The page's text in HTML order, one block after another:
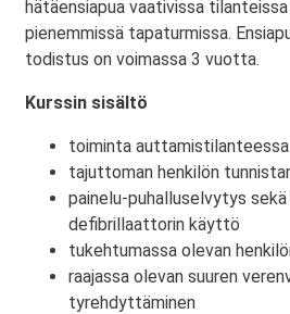
hätäensiapua vaativissa
pienemmissä tapaturmissa.
todistus on voimassa 3 vuotta.
Kurssin sisältö
toiminta auttamistilanteessa
tajuttoman henkilön
painelu-puhalluselvytys sekä
defibrillaattorin käyttö
tukehtumassa olevan
raajassa olevan suuren
tyrehdyttäminen